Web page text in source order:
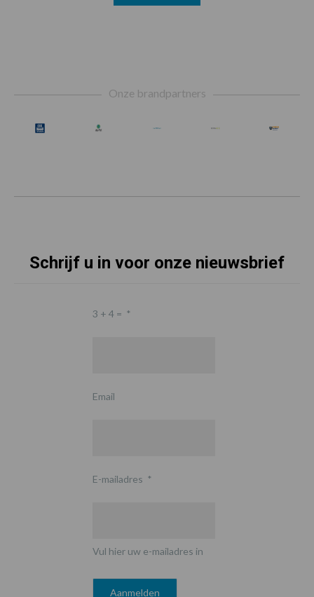
Onze brandpartners
Schrijf u in voor onze nieuwsbrief
3 + 4 = *
Email
E-mailadres *
Vul hier uw e-mailadres in